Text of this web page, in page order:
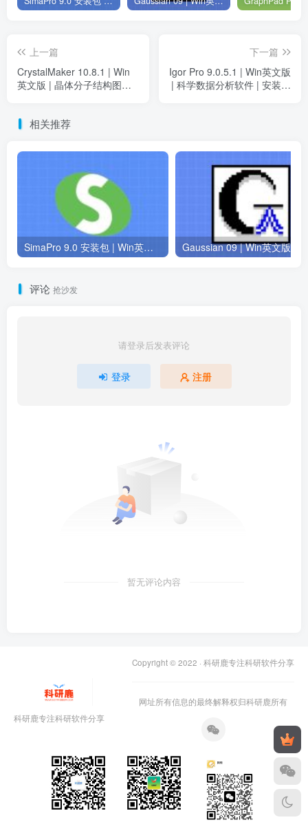
上一篇
CrystalMaker 10.8.1 | Win
英文版 | 晶体分子结构图绘
下一篇
Igor Pro 9.0.5.1 | Win英文版
| 科学数据分析软件 | 安装包
相关推荐
SimaPro 9.0 安装包 | Win英文版 | 生命周期评估软件 | 安装教程
评论 抢沙发
请登录后发表评论
登录 注册
暂无评论内容
科研鹿专注科研软件分享
Copyright © 2022 · 科研鹿专注科研软件分享
网址所有信息的最终解释权归科研鹿所有